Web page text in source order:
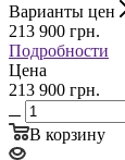
Варианты цен
213 900 грн.
Подробности
Цена
213 900 грн.
В корзину